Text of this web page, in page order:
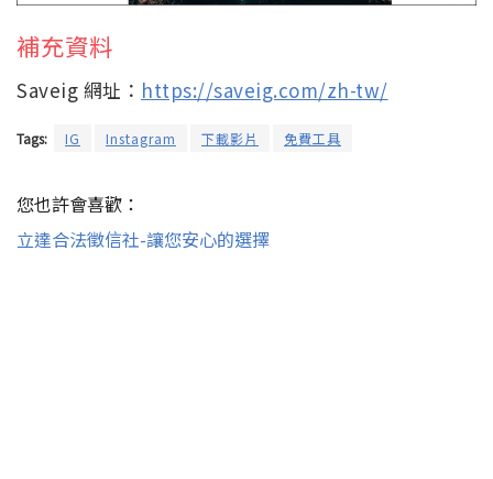
補充資料
Saveig 網址： https://saveig.com/zh-tw/
Tags: IG Instagram 下載影片 免費工具
您也許會喜歡：
立達合法徵信社-讓您安心的選擇